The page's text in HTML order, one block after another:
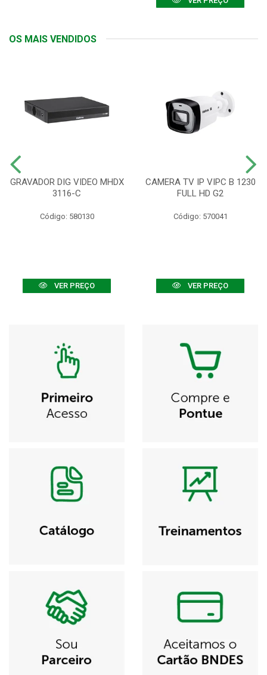
OS MAIS VENDIDOS
GRAVADOR DIG VIDEO MHDX
3116-C
Código: 580130
VER PREÇO
CAMERA TV IP VIPC B 1230
FULL HD G2
Código: 570041
VER PREÇO